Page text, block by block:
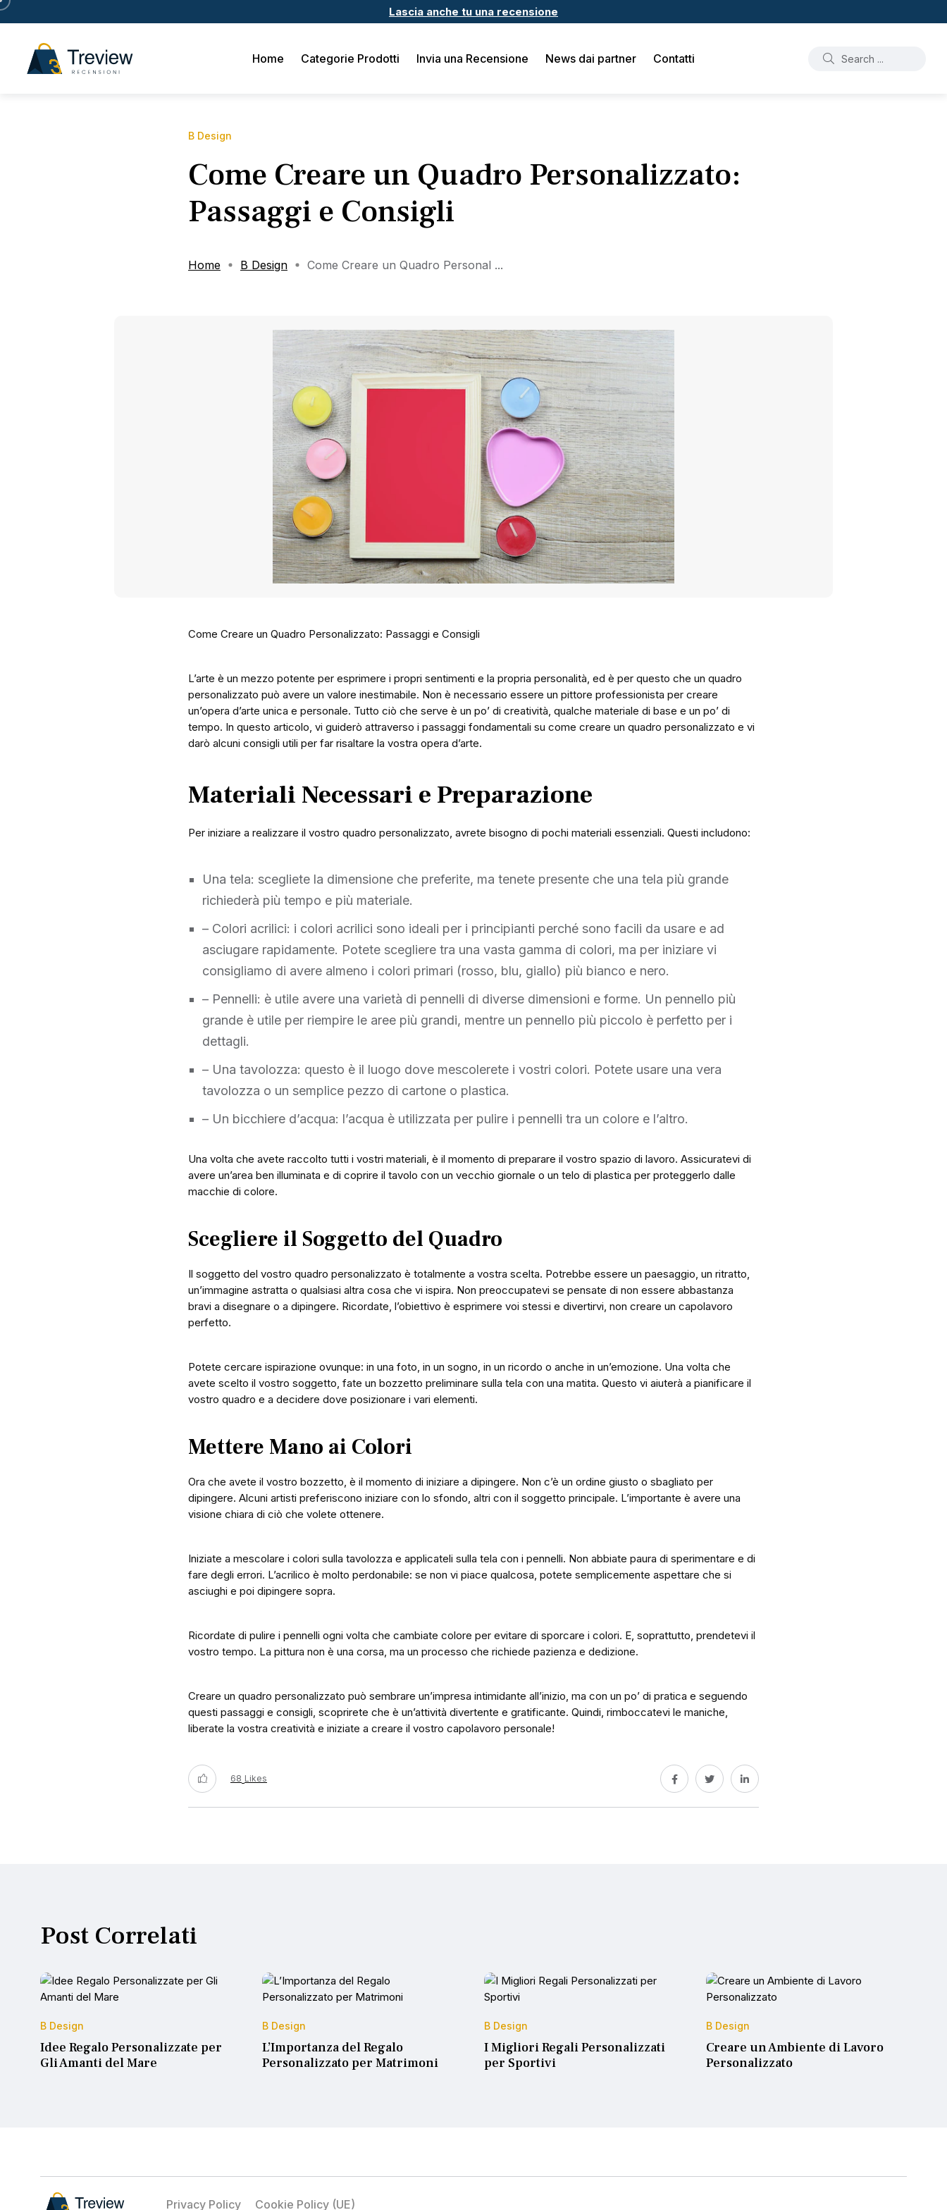
Lascia anche tu una recensione
Home Categorie Prodotti Invia una Recensione News dai partner Contatti
B Design
Come Creare un Quadro Personalizzato:
Passaggi e Consigli
Home B Design Come Creare un Quadro Personal ...
Come Creare un Quadro Personalizzato: Passaggi e Consigli
L’arte è un mezzo potente per esprimere i propri sentimenti e la propria personalità, ed è per questo che un quadro
personalizzato può avere un valore inestimabile. Non è necessario essere un pittore professionista per creare
un’opera d’arte unica e personale. Tutto ciò che serve è un po’ di creatività, qualche materiale di base e un po’ di
tempo. In questo articolo, vi guiderò attraverso i passaggi fondamentali su come creare un quadro personalizzato e vi
darò alcuni consigli utili per far risaltare la vostra opera d’arte.
Materiali Necessari e Preparazione
Per iniziare a realizzare il vostro quadro personalizzato, avrete bisogno di pochi materiali essenziali. Questi includono:
Una tela: scegliete la dimensione che preferite, ma tenete presente che una tela più grande
richiederà più tempo e più materiale.
– Colori acrilici: i colori acrilici sono ideali per i principianti perché sono facili da usare e ad
asciugare rapidamente. Potete scegliere tra una vasta gamma di colori, ma per iniziare vi
consigliamo di avere almeno i colori primari (rosso, blu, giallo) più bianco e nero.
– Pennelli: è utile avere una varietà di pennelli di diverse dimensioni e forme. Un pennello più
grande è utile per riempire le aree più grandi, mentre un pennello più piccolo è perfetto per i
dettagli.
– Una tavolozza: questo è il luogo dove mescolerete i vostri colori. Potete usare una vera
tavolozza o un semplice pezzo di cartone o plastica.
– Un bicchiere d’acqua: l’acqua è utilizzata per pulire i pennelli tra un colore e l’altro.
Una volta che avete raccolto tutti i vostri materiali, è il momento di preparare il vostro spazio di lavoro. Assicuratevi di
avere un’area ben illuminata e di coprire il tavolo con un vecchio giornale o un telo di plastica per proteggerlo dalle
macchie di colore.
Scegliere il Soggetto del Quadro
Il soggetto del vostro quadro personalizzato è totalmente a vostra scelta. Potrebbe essere un paesaggio, un ritratto,
un’immagine astratta o qualsiasi altra cosa che vi ispira. Non preoccupatevi se pensate di non essere abbastanza
bravi a disegnare o a dipingere. Ricordate, l’obiettivo è esprimere voi stessi e divertirvi, non creare un capolavoro
perfetto.
Potete cercare ispirazione ovunque: in una foto, in un sogno, in un ricordo o anche in un’emozione. Una volta che
avete scelto il vostro soggetto, fate un bozzetto preliminare sulla tela con una matita. Questo vi aiuterà a pianificare il
vostro quadro e a decidere dove posizionare i vari elementi.
Mettere Mano ai Colori
Ora che avete il vostro bozzetto, è il momento di iniziare a dipingere. Non c’è un ordine giusto o sbagliato per
dipingere. Alcuni artisti preferiscono iniziare con lo sfondo, altri con il soggetto principale. L’importante è avere una
visione chiara di ciò che volete ottenere.
Iniziate a mescolare i colori sulla tavolozza e applicateli sulla tela con i pennelli. Non abbiate paura di sperimentare e di
fare degli errori. L’acrilico è molto perdonabile: se non vi piace qualcosa, potete semplicemente aspettare che si
asciughi e poi dipingere sopra.
Ricordate di pulire i pennelli ogni volta che cambiate colore per evitare di sporcare i colori. E, soprattutto, prendetevi il
vostro tempo. La pittura non è una corsa, ma un processo che richiede pazienza e dedizione.
Creare un quadro personalizzato può sembrare un’impresa intimidante all’inizio, ma con un po’ di pratica e seguendo
questi passaggi e consigli, scoprirete che è un’attività divertente e gratificante. Quindi, rimboccatevi le maniche,
liberate la vostra creatività e iniziate a creare il vostro capolavoro personale!
68 Likes
Post Correlati
B Design
Idee Regalo Personalizzate per
Gli Amanti del Mare
B Design
L’Importanza del Regalo
Personalizzato per Matrimoni
B Design
I Migliori Regali Personalizzati
per Sportivi
B Design
Creare un Ambiente di Lavoro
Personalizzato
Privacy Policy Cookie Policy (UE)